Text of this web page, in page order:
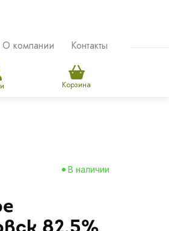
О компании Контакты
Корзина
В наличии